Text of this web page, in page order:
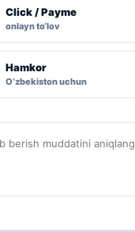
Click / Payme
onlayn to‘lov
Hamkor
O‘zbekiston uchun
berish muddatini aniqlang